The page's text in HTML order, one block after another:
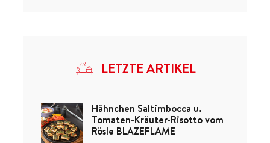
LETZTE ARTIKEL
Hähnchen Saltimbocca u.
Tomaten-Kräuter-Risotto vom
Rösle BLAZEFLAME